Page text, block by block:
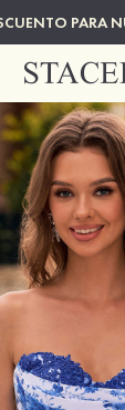
PARA